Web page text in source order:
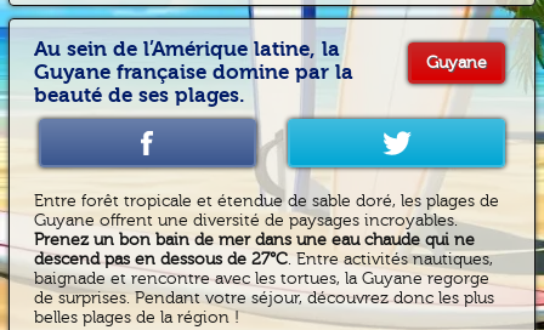
Guyane
Au sein de l’Amérique latine, la
Guyane française domine par la
beauté de ses plages.
Entre forêt tropicale et étendue de sable doré, les plages de
Guyane offrent une diversité de paysages incroyables.
Prenez un bon bain de mer dans une eau chaude qui ne
descend pas en dessous de 27°C. Entre activités nautiques,
baignade et rencontre avec les tortues, la Guyane regorge
de surprises. Pendant votre séjour, découvrez donc les plus
belles plages de la région !